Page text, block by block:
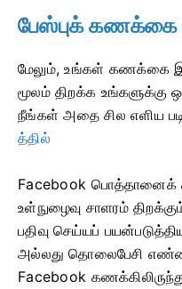
பேஸ்புக் கணக்கை
மேலும், உங்கள் கணக்கை
மூலம் திறக்க உங்களுக்கு
நீங்கள் அதை சில எளிய
த்தில்
Facebook பொத்தானைக்
உள்நுழைவு சாளரம்
பதிவு செய்யப்
அல்லது தொலைபேசி
Facebook